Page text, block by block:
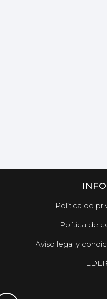
INFO
Política de
Política de
Aviso legal y
FEDER